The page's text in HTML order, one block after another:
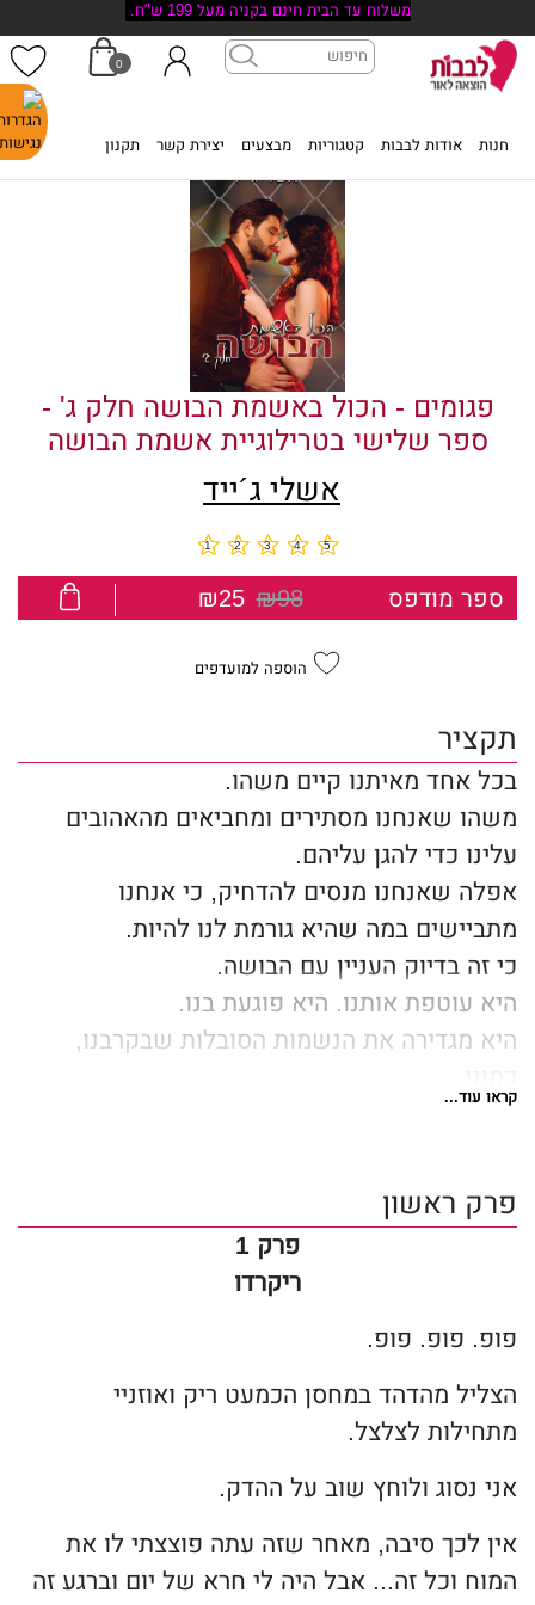
משלוח עד הבית חינם בקניה מעל 199 ש"ח.
חנות אודות לבבות קטגוריות מבצעים יצירת קשר תקנון
0
פגומים - הכול באשמת הבושה חלק ג' - ספר שלישי בטרילוגיית
אשמת הבושה
פגומים - הכול באשמת הבושה חלק ג' -
ספר שלישי בטרילוגיית אשמת הבושה
אשלי ג´ייד
ספר מודפס ₪98
₪25
הוספה למועדפים
תקציר
בכל אחד מאיתנו קיים משהו.
משהו שאנחנו מסתירים ומחביאים מהאהובים
עלינו כדי להגן עליהם.
אפלה שאנחנו מנסים להדחיק, כי אנחנו
מתביישים במה שהיא גורמת לנו להיות.
כי זה בדיוק העניין עם הבושה.
היא עוטפת אותנו. היא פוגעת בנו.
היא מגדירה את הנשמות הסובלות שבקרבנו,
היא שם - בין הצללים, מתחת לפני השטח…
עד שאתה משחרר אותה
והאפלה משתלטת.
שמי ריקרדו דלוקה ויש שני דברים שאתם צריכים
הראשון – ליבי תמיד ידמם בגללה.
רק בגללה.
השני – אני בנו של השטן בכבודו ובעצמו. ראש
משפחת הפשע המפחיד מכולם, איש שכמוהו לא
נודע.
**
ליבו של ריקרדו אולי מדמם בגללי, אבל ליבי
קראו עוד...
פרק ראשון
פרק 1
ריקרדו
פופ. פופ. פופ.
הצליל מהדהד במחסן הכמעט ריק ואוזניי
מתחילות לצלצל.
אני נסוג ולוחץ שוב על ההדק.
אין לכך סיבה, מאחר שזה עתה פוצצתי לו את
המוח וכל זה... אבל היה לי חרא של יום וברגע זה